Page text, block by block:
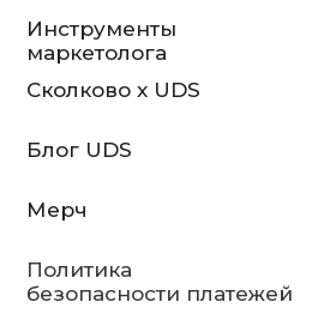
Инструменты
маркетолога
Сколково x UDS
Блог UDS
Мерч
Политика
безопасности платежей